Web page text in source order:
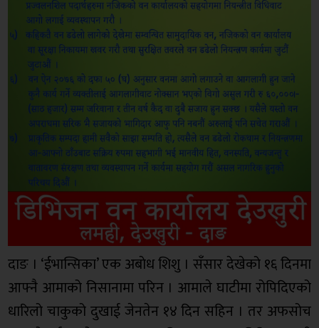
दाङ । ‘ईभान्सिका’ एक अबाेध शिशु । सँसार देखेको १६ दिनमा
आफ्नै आमाको निसानामा परिन । आमाले घाटीमा रोपिदिएको
धारिलो चाकुको दुखाई जेनतेन १४ दिन सहिन । तर अफसोच